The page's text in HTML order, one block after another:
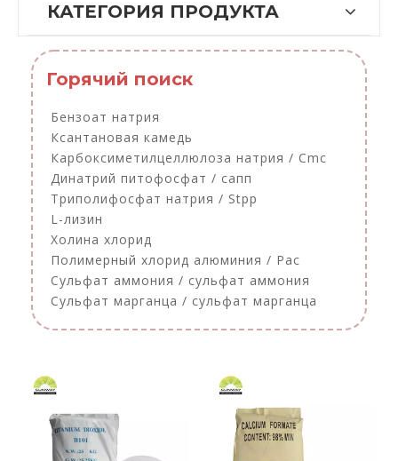
КАТЕГОРИЯ ПРОДУКТА
Горячий поиск
Бензоат натрия
Ксантановая камедь
Карбоксиметилцеллюлоза натрия / Cmc
Динатрий питофосфат / сапп
Триполифосфат натрия / Stpp
L-лизин
Холина хлорид
Полимерный хлорид алюминия / Pac
Сульфат аммония / сульфат аммония
Сульфат марганца / сульфат марганца